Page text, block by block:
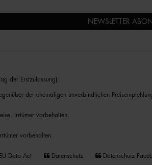
NEWSLETTER
der Erstzulassung).
der ehemaligen unverbindlichen
Irrtümer vorbehalten.
vorbehalten.
EU Data Act Datenschutz Datenschutz